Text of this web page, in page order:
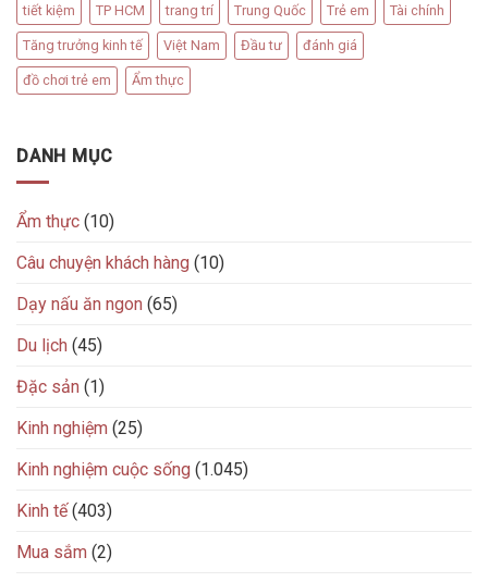
tiết kiệm TP HCM trang trí Trung Quốc Trẻ em Tài chính
Tăng trưởng kinh tế Việt Nam Đầu tư đánh giá
đồ chơi trẻ em Ẩm thực
DANH MỤC
Ẩm thực (10)
Câu chuyện khách hàng (10)
Dạy nấu ăn ngon (65)
Du lịch (45)
Đặc sản (1)
Kinh nghiệm (25)
Kinh nghiệm cuộc sống (1.045)
Kinh tế(403)
Mua sắm (2)